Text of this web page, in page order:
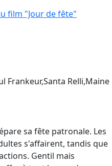
film "Jour de fête"
Frankeur,Santa Relli,Maine
sa fête patronale. Les
s'affairent, tandis que
Gentil mais